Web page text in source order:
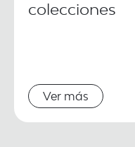
colecciones
Ver más